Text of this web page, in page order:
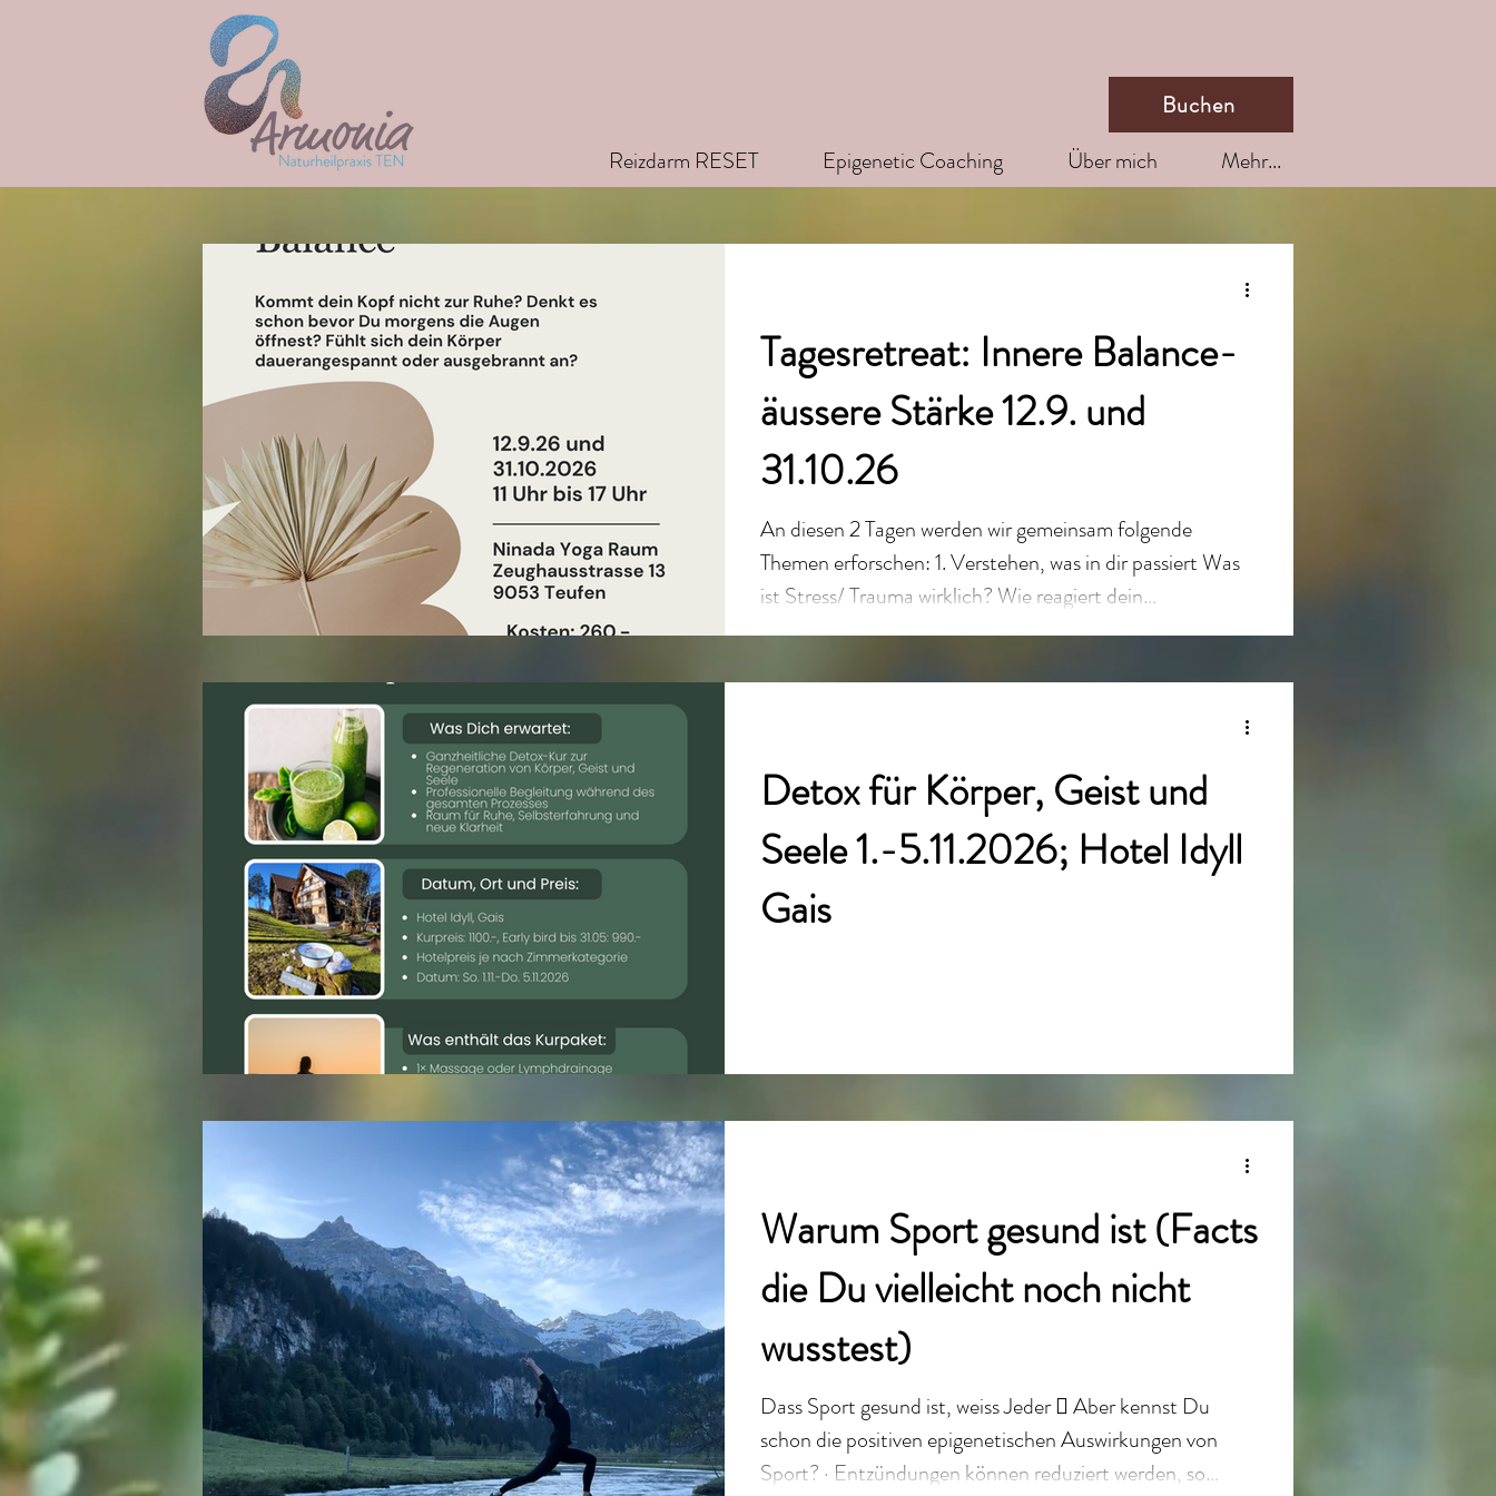
Buchen
Reizdarm RESET
Epigenetic Coaching Über mich Mehr...
Tagesretreat: Innere Balance-
äussere Stärke 12.9. und
31.10.26
An diesen 2 Tagen werden wir gemeinsam folgende
Themen erforschen: 1. Verstehen, was in dir passiert Was
ist Stress/ Trauma wirklich? Wie reagiert dein
Nervensystem auf Stress? Einführung in die Polyvagal-
Beruhigung und Aktivierung Atem als Zugang zu deinem
Nervensystem 4. Regulation durch
Detox für Körper, Geist und
Seele 1.-5.11.2026; Hotel Idyll
Gais
Warum Sport gesund ist (Facts
die Du vielleicht noch nicht
wusstest)
Dass Sport gesund ist, weiss Jeder  Aber kennst Du
schon die positiven epigenetischen Auswirkungen von
Sport? · Entzündungen können reduziert werden, so